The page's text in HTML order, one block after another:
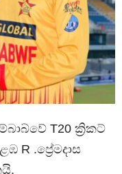
T20 ක්‍රිකට්
R .ප්‍රේමදාස